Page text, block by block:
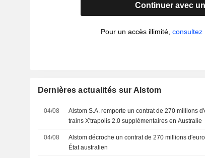
Continuer avec
Pour un accès illimité,consultez
Dernières actualités sur Alstom
04/08
Alstom S.A. remporte un contrat de 270 millions
trains X'trapolis 2.0 supplémentaires en Australie
04/08
Alstom décroche un contrat de 270 millions
État australien